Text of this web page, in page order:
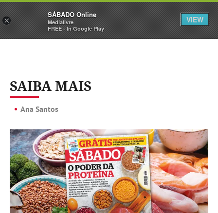
Sábado Assine Iniciar Sessão
SAIBA MAIS
Ana Santos
×
SÁBADO Online
Medialivre
FREE - In Google Play
VIEW